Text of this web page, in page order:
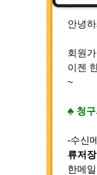
안녕
회원
이젠
~
♣ 청
-수신
류저장
한메